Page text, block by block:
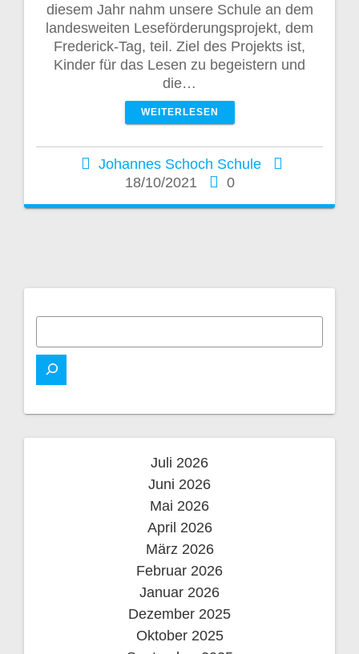
diesem Jahr nahm unsere Schule an dem
landesweiten Leseförderungsprojekt, dem
Frederick-Tag, teil. Ziel des Projekts ist,
Kinder für das Lesen zu begeistern und
die…
WEITERLESEN
Johannes Schoch Schule
18/10/2021
0
Juli 2026
Juni 2026
Mai 2026
April 2026
März 2026
Februar 2026
Januar 2026
Dezember 2025
Oktober 2025